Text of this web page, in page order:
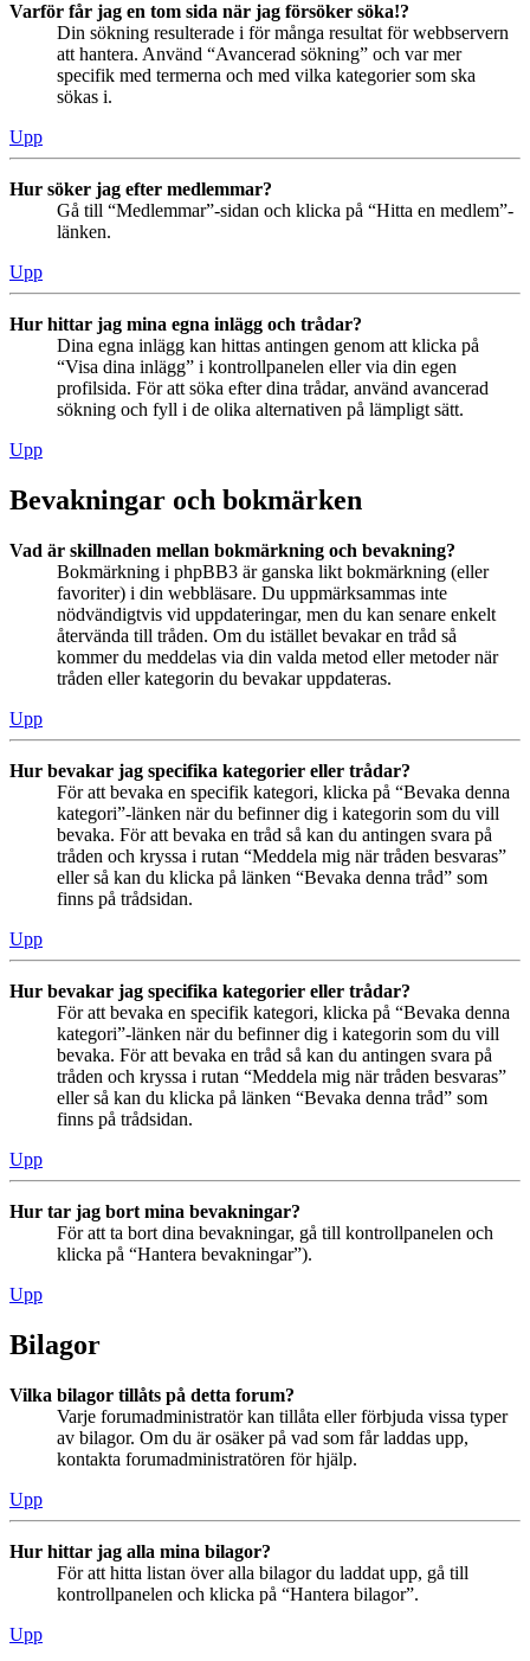
Varför får jag en tom sida när jag försöker söka!?
Din sökning resulterade i för många resultat för webbservern
att hantera. Använd “Avancerad sökning” och var mer
specifik med termerna och med vilka kategorier som ska
sökas i.
Upp
Hur söker jag efter medlemmar?
Gå till “Medlemmar”-sidan och klicka på “Hitta en medlem”-
länken.
Upp
Hur hittar jag mina egna inlägg och trådar?
Dina egna inlägg kan hittas antingen genom att klicka på
“Visa dina inlägg” i kontrollpanelen eller via din egen
profilsida. För att söka efter dina trådar, använd avancerad
sökning och fyll i de olika alternativen på lämpligt sätt.
Upp
Bevakningar och bokmärken
Vad är skillnaden mellan bokmärkning och bevakning?
Bokmärkning i phpBB3 är ganska likt bokmärkning (eller
favoriter) i din webbläsare. Du uppmärksammas inte
nödvändigtvis vid uppdateringar, men du kan senare enkelt
återvända till tråden. Om du istället bevakar en tråd så
kommer du meddelas via din valda metod eller metoder när
tråden eller kategorin du bevakar uppdateras.
Upp
Hur bevakar jag specifika kategorier eller trådar?
För att bevaka en specifik kategori, klicka på “Bevaka denna
kategori”-länken när du befinner dig i kategorin som du vill
bevaka. För att bevaka en tråd så kan du antingen svara på
tråden och kryssa i rutan “Meddela mig när tråden besvaras”
eller så kan du klicka på länken “Bevaka denna tråd” som
finns på trådsidan.
Upp
Hur bevakar jag specifika kategorier eller trådar?
För att bevaka en specifik kategori, klicka på “Bevaka denna
kategori”-länken när du befinner dig i kategorin som du vill
bevaka. För att bevaka en tråd så kan du antingen svara på
tråden och kryssa i rutan “Meddela mig när tråden besvaras”
eller så kan du klicka på länken “Bevaka denna tråd” som
finns på trådsidan.
Upp
Hur tar jag bort mina bevakningar?
För att ta bort dina bevakningar, gå till kontrollpanelen och
klicka på “Hantera bevakningar”).
Upp
Bilagor
Vilka bilagor tillåts på detta forum?
Varje forumadministratör kan tillåta eller förbjuda vissa typer
av bilagor. Om du är osäker på vad som får laddas upp,
kontakta forumadministratören för hjälp.
Upp
Hur hittar jag alla mina bilagor?
För att hitta listan över alla bilagor du laddat upp, gå till
kontrollpanelen och klicka på “Hantera bilagor”.
Upp